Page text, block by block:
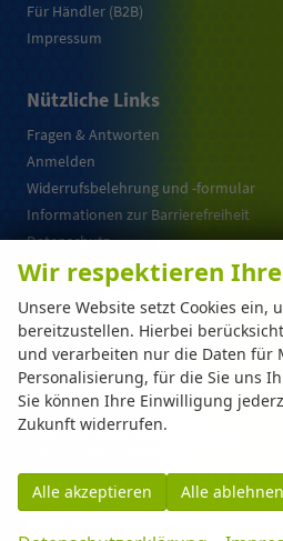
Für Händler (B2B)
Impressum
Nützliche Links
Fragen & Antworten
Anmelden
Widerrufsbelehrung und -formular
Informationen zur Barrierefreiheit
Datenschutz
Cookie-Einstellungen
Weitere Informationen zum offiziellen
spezifischen CO 2 -Emissionen und
können dem 'Leitfaden über den offiziellen
spezifischen CO 2
-Emissionen und den offiziellen
entnommen werden, der an allen Verkaufsstellen
Wir respektieren
Unsere Website setzt Cookies ein,
bereitzustellen. Hierbei
und verarbeiten nur die Daten für
Personalisierung, für die Sie uns
Sie können Ihre Einwilligung
Zukunft widerrufen.
Alle akzeptieren Alle ablehnen